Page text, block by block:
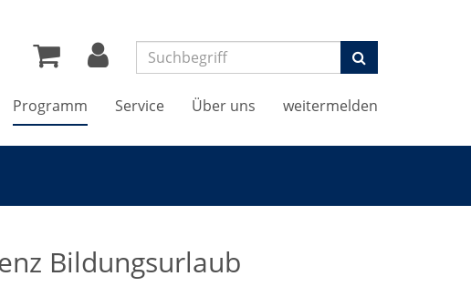
Suchen
Programm Service Über uns weitermelden
Bildungsurlaub